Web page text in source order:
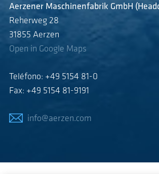
Aerzener Maschinenfabrik GmbH
Reherweg 28
31855 Aerzen
Open in Google Maps
Teléfono: +49 5154 81-0
Fax: +49 5154 81-9191
info@aerzen.com